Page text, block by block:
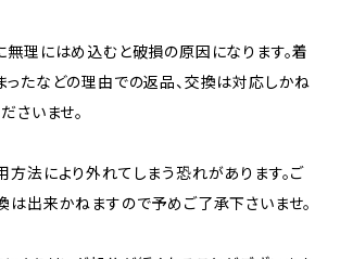
理にはめ込むと破損の原因になります。着
ったなどの理由での返品、交換は対応しかね
さいませ。
法により外れてしまう恐れがあります。ご
は出来かねますので予めご了承下さいませ。